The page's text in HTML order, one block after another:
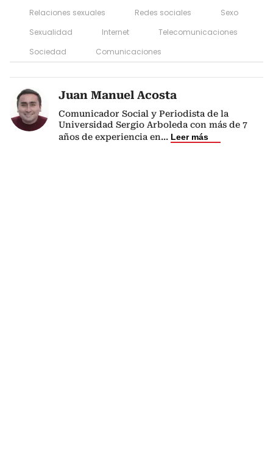
Relaciones sexuales Redes sociales
Sexo
Sexualidad
Internet
Telecomunicaciones
Sociedad
Comunicaciones
Juan Manuel Acosta
Comunicador Social y Periodista de la
Universidad Sergio Arboleda con más de 7
años de experiencia en... Leer más